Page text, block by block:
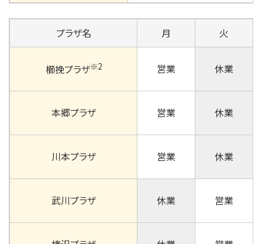
プラザ名 月 火
櫛挽プラザ※2 営業 休業
本郷プラザ 営業 休業
川本プラザ 営業 休業
武川プラザ 休業 営業